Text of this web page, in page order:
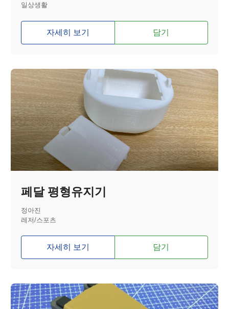
일상생활
자세히 보기 담기
페달 평형유지기
정아진
레저/스포츠
자세히 보기 담기